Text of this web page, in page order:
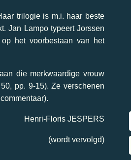
trilogie is m.i. haar beste
Jan Lampo typeert Jorssen
het voorbestaan van het
die merkwaardige vrouw
50, pp. 9-15). Ze verschenen
Henri-Floris JESPERS
(wordt vervolgd)